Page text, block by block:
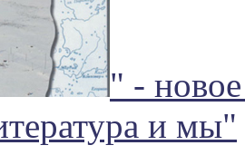
" -
и мы"